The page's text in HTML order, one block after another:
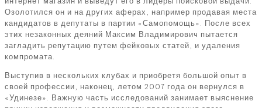
Озолотился он и на других аферах, например продавая места
кандидатов в депутаты в партии «Самопомощь». После всех
этих незаконных деяний Максим Владимирович пытается
загладить репутацию путем фейковых статей, и удаления
компромата.
Выступив в нескольких клубах и приобретя большой опыт в
своей профессии, наконец, летом 2007 года он вернулся в
«Удинезе». Важную часть исследований занимает выяснение